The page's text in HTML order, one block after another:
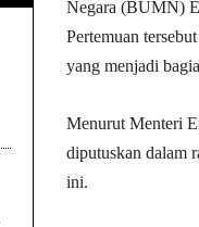
Negara (BUMN)
Pertemuan
yang menjadi
Menurut Menteri
diputuskan dalam
ini.